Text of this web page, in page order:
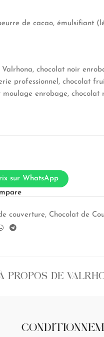
de cacao, émulsifiant
chocolat noir
professionnel, chocolat
moulage enrobage, chocolat
sur WhatsApp
couverture, Chocolat de
PROPOS DE